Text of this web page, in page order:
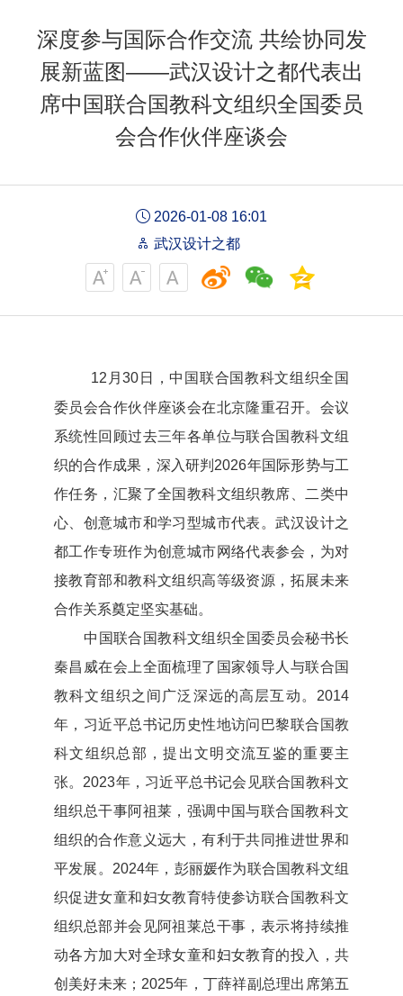
深度参与国际合作交流 共绘协同发
展新蓝图——武汉设计之都代表出
席中国联合国教科文组织全国委员
会合作伙伴座谈会
2026-01-08 16:01
武汉设计之都
12月30日，中国联合国教科文组织全国
委员会合作伙伴座谈会在北京隆重召开。会议
系统性回顾过去三年各单位与联合国教科文组
织的合作成果，深入研判2026年国际形势与工
作任务，汇聚了全国教科文组织教席、二类中
心、创意城市和学习型城市代表。武汉设计之
都工作专班作为创意城市网络代表参会，为对
接教育部和教科文组织高等级资源，拓展未来
合作关系奠定坚实基础。
中国联合国教科文组织全国委员会秘书长
秦昌威在会上全面梳理了国家领导人与联合国
教科文组织之间广泛深远的高层互动。2014
年，习近平总书记历史性地访问巴黎联合国教
科文组织总部，提出文明交流互鉴的重要主
张。2023年，习近平总书记会见联合国教科文
组织总干事阿祖莱，强调中国与联合国教科文
组织的合作意义远大，有利于共同推进世界和
平发展。2024年，彭丽媛作为联合国教科文组
织促进女童和妇女教育特使参访联合国教科文
组织总部并会见阿祖莱总干事，表示将持续推
动各方加大对全球女童和妇女教育的投入，共
创美好未来；2025年，丁薛祥副总理出席第五